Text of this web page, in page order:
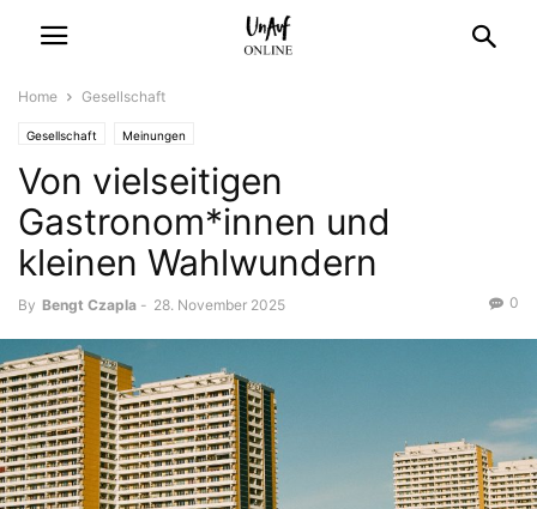
Home Gesellschaft
Gesellschaft Meinungen
Von vielseitigen
Gastronom*innen und
kleinen Wahlwundern
By Bengt Czapla - 28. November 2025 0